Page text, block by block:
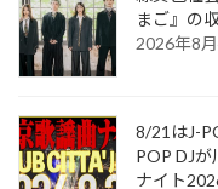
まご』の
2026年8
8/21はJ-
POP DJ
ナイト